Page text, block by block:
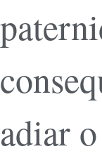
adiar